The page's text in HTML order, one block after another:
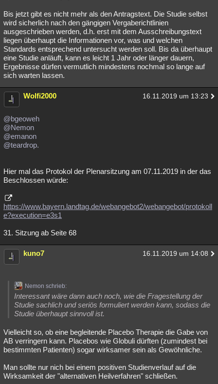
Bis jetzt gibt es nicht mehr als den Antragstext. Die Studie selbst
wird sicherlich nach den gängigen Vergaberichtlinien
ausgeschrieben werden, d.h. erst mit dem Ausschreibungstext
liegen überhaupt die Informationen vor, was und welchen
Standards entsprechend untersucht werden soll. Bis da überhaupt
eine Studie anläuft, kann es leicht 1 Jahr oder länger dauern,
Ergebnisse dürfen vermutlich mindestens nochmal so lange auf
sich warten lassen.
Wolfi2000 16.11.2019 um 13:23
@bgeoweh
@Nemon
@emanon
@teardrop.
Hier mal das Protokol der Plenarsitzung am 07.11.2019 in der das
Beschlossen würde:
https://www.bayern.landtag.de/webangebot2/webangebot/protokoll
e?execution=e3s1
31. Sitzung ab Seite 68
kuno7 16.11.2019 um 14:08
Nemon schrieb:
Interessant wäre dann auch noch, wie die Fragestellung der
Studie sachlich und seriös formuliert werden kann, sodass die
Studie überhaupt sinnvoll ist.
Vielleicht so, ob eine begleitende Placebo Therapie die Gabe von
AB verringern kann. Placebos wie Globuli dürften (zumindest bei
bestimmten Patienten) sogar wirksamer sein als Gewöhnliche.
Man sollte nur nich bei einem positiven Studienverlauf auf die
Wirksamkeit der "alternativen Heilverfahren" schließen.